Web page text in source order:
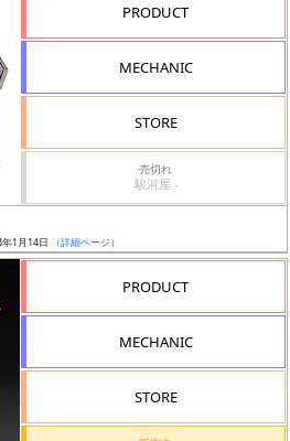
PRODUCT
MECHANIC
STORE
売切れ
駿河屋 -
1月14日 （詳細ページ）
PRODUCT
MECHANIC
STORE